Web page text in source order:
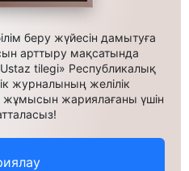
беру жүйесін дамытуға
арттыру мақсатында
tilegi» Республикалық
журналының желілік
жариялағаны үшін